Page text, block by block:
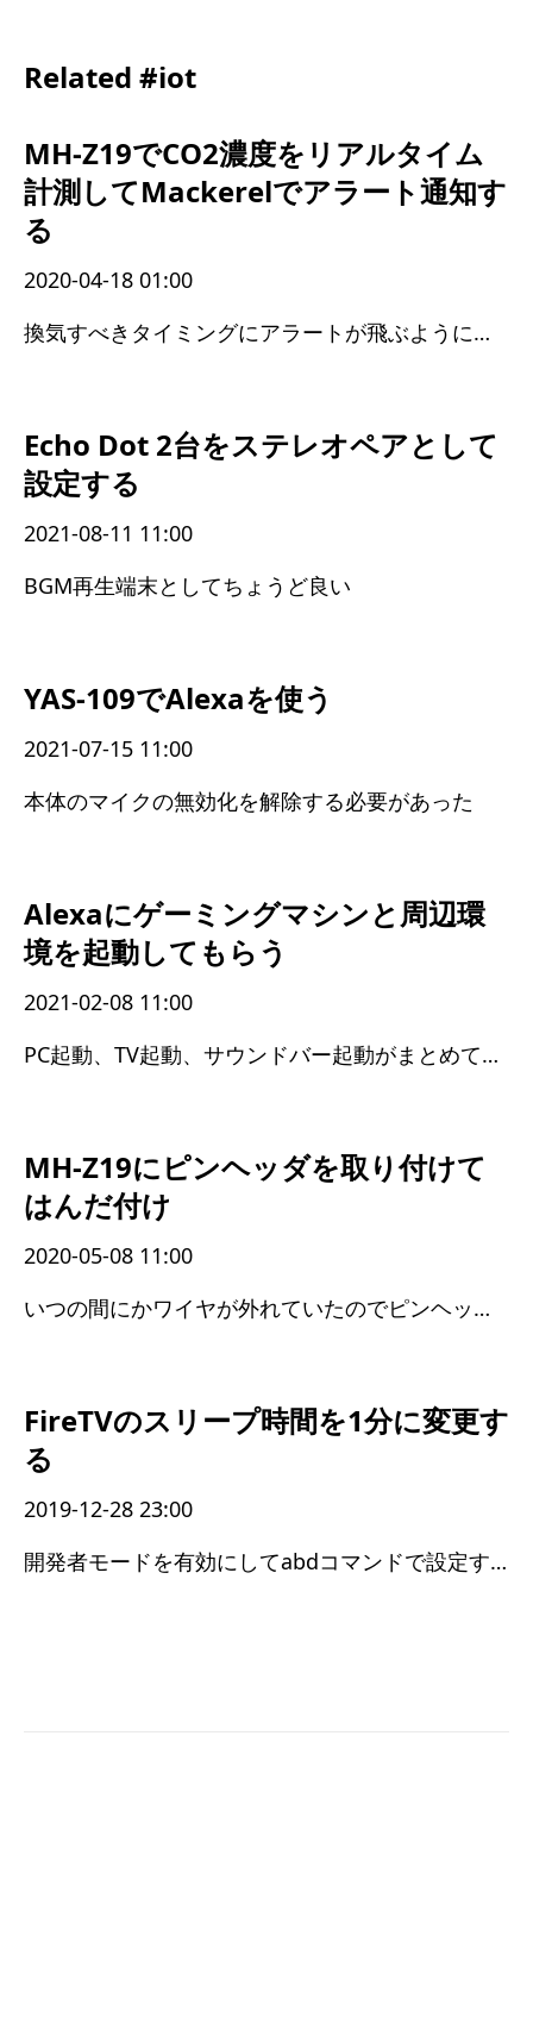
Related #iot
MH-Z19でCO2濃度をリアルタイム
計測してMackerelでアラート通知す
る
2020-04-18 01:00
換気すべきタイミングにアラートが飛ぶようになった
Echo Dot 2台をステレオペアとして
設定する
2021-08-11 11:00
BGM再生端末としてちょうど良い
YAS-109でAlexaを使う
2021-07-15 11:00
本体のマイクの無効化を解除する必要があった
Alexaにゲーミングマシンと周辺環
境を起動してもらう
2021-02-08 11:00
PC起動、TV起動、サウンドバー起動がまとめてできるようになった
MH-Z19にピンヘッダを取り付けて
はんだ付け
2020-05-08 11:00
いつの間にかワイヤが外れていたのでピンヘッダを付けた
FireTVのスリープ時間を1分に変更す
る
2019-12-28 23:00
開発者モードを有効にしてabdコマンドで設定する必要があった